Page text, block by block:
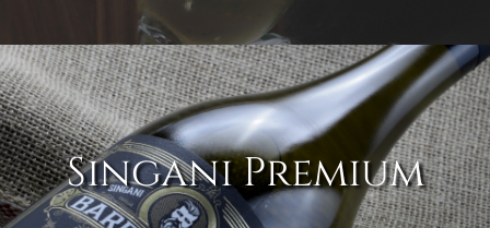
Singani Premium